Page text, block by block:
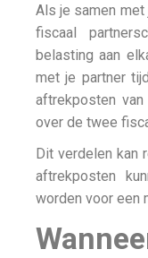
Als je samen met
fiscaal
belasting aan
met je partner
aftrekposten
over de twee
Dit verdelen kan
aftrekposten
worden voor een